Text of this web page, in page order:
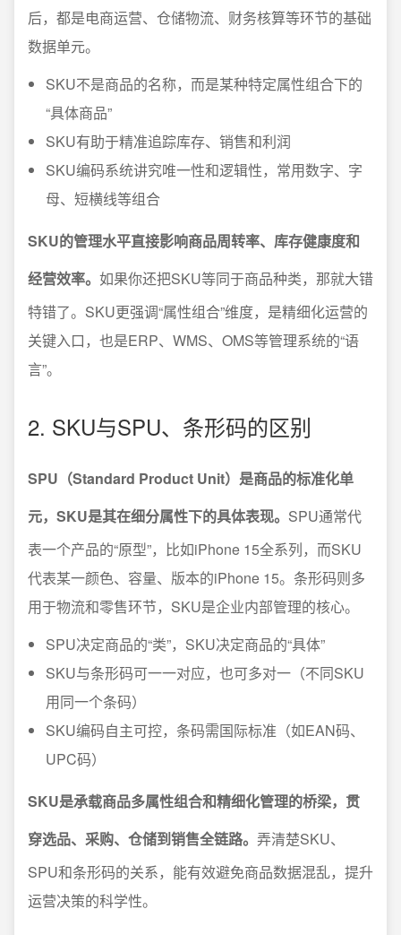
后，都是电商运营、仓储物流、财务核算等环节的基础
数据单元。
SKU不是商品的名称，而是某种特定属性组合下的
“具体商品”
SKU有助于精准追踪库存、销售和利润
SKU编码系统讲究唯一性和逻辑性，常用数字、字
母、短横线等组合
SKU的管理水平直接影响商品周转率、库存健康度和
经营效率。 如果你还把SKU等同于商品种类，那就大错
特错了。SKU更强调“属性组合”维度，是精细化运营的
关键入口，也是ERP、WMS、OMS等管理系统的“语
言”。
2. SKU与SPU、条形码的区别
SPU（Standard Product Unit）是商品的标准化单
元，SKU是其在细分属性下的具体表现。 SPU通常代
表一个产品的“原型”，比如iPhone 15全系列，而SKU
代表某一颜色、容量、版本的iPhone 15。条形码则多
用于物流和零售环节，SKU是企业内部管理的核心。
SPU决定商品的“类”，SKU决定商品的“具体”
SKU与条形码可一一对应，也可多对一（不同SKU
用同一个条码）
SKU编码自主可控，条码需国际标准（如EAN码、
UPC码）
SKU是承载商品多属性组合和精细化管理的桥梁，贯
穿选品、采购、仓储到销售全链路。 弄清楚SKU、
SPU和条形码的关系，能有效避免商品数据混乱，提升
运营决策的科学性。